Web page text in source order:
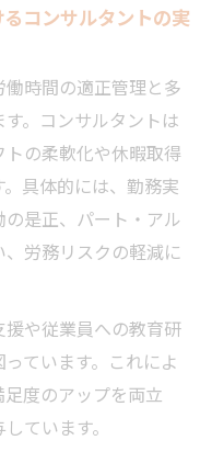
コンサルタントの実
時間の適正管理と多
。コンサルタントは
の柔軟化や休暇取得
具体的には、勤務実
是正、パート・アル
労務リスクの軽減に
や従業員への教育研
ています。これによ
度のアップを両立
ています。